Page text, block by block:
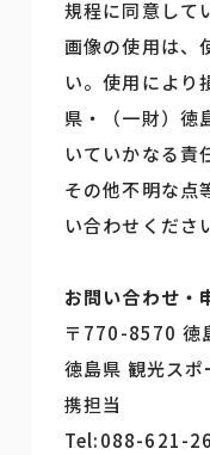
規程に同意して
画像の使用は、
い。使用により
県・（一財）徳
いていかなる責
その他不明な点
い合わせくださ
お問い合わせ・
〒770-8570 徳
徳島県 観光ス
携担当
Tel:088-621-